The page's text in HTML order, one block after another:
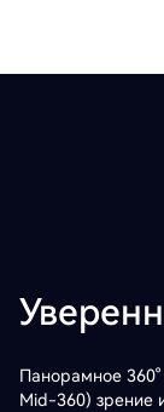
Панорамное
Mid-360) зрение